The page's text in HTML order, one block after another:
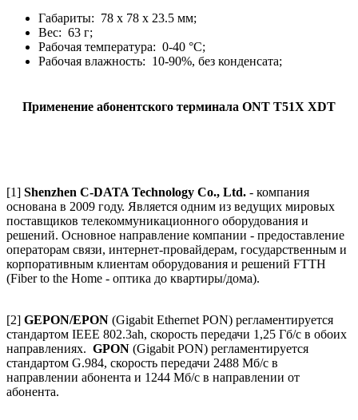
Габариты: 78 x 78 x 23.5 мм;
Вес: 63 г;
Рабочая температура: 0-40 °С;
Рабочая влажность: 10-90%, без конденсата;
Применение абонентского терминала ONT T51X XDT
[1] Shenzhen C-DATA Technology Co., Ltd. - компания
основана в 2009 году. Является одним из ведущих мировых
поставщиков телекоммуникационного оборудования и
решений. Основное направление компании - предоставление
операторам связи, интернет-провайдерам, государственным и
корпоративным клиентам оборудования и решений FTTH
(Fiber to the Home - оптика до квартиры/дома).
[2] GEPON/EPON (Gigabit Ethernet PON) регламентируется
стандартом IEEE 802.3ah, скорость передачи 1,25 Гб/с в обоих
направлениях. GPON (Gigabit PON) регламентируется
стандартом G.984, скорость передачи 2488 Мб/с в
направлении абонента и 1244 Мб/с в направлении от
абонента.